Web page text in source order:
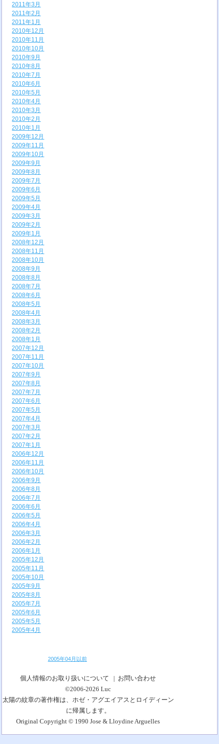
2011年3月
2011年2月
2011年1月
2010年12月
2010年11月
2010年10月
2010年9月
2010年8月
2010年7月
2010年6月
2010年5月
2010年4月
2010年3月
2010年2月
2010年1月
2009年12月
2009年11月
2009年10月
2009年9月
2009年8月
2009年7月
2009年6月
2009年5月
2009年4月
2009年3月
2009年2月
2009年1月
2008年12月
2008年11月
2008年10月
2008年9月
2008年8月
2008年7月
2008年6月
2008年5月
2008年4月
2008年3月
2008年2月
2008年1月
2007年12月
2007年11月
2007年10月
2007年9月
2007年8月
2007年7月
2007年6月
2007年5月
2007年4月
2007年3月
2007年2月
2007年1月
2006年12月
2006年11月
2006年10月
2006年9月
2006年8月
2006年7月
2006年6月
2006年5月
2006年4月
2006年3月
2006年2月
2006年1月
2005年12月
2005年11月
2005年10月
2005年9月
2005年8月
2005年7月
2005年6月
2005年5月
2005年4月
2005年04月以前
個人情報のお取り扱いについて
お問い合わせ
©2006-2026Luc
太陽の紋章の著作権は、ホゼ・アグエイアスとロイディーン
に帰属します。
Original Copyright © 1990 Jose & Lloydine Arguelles